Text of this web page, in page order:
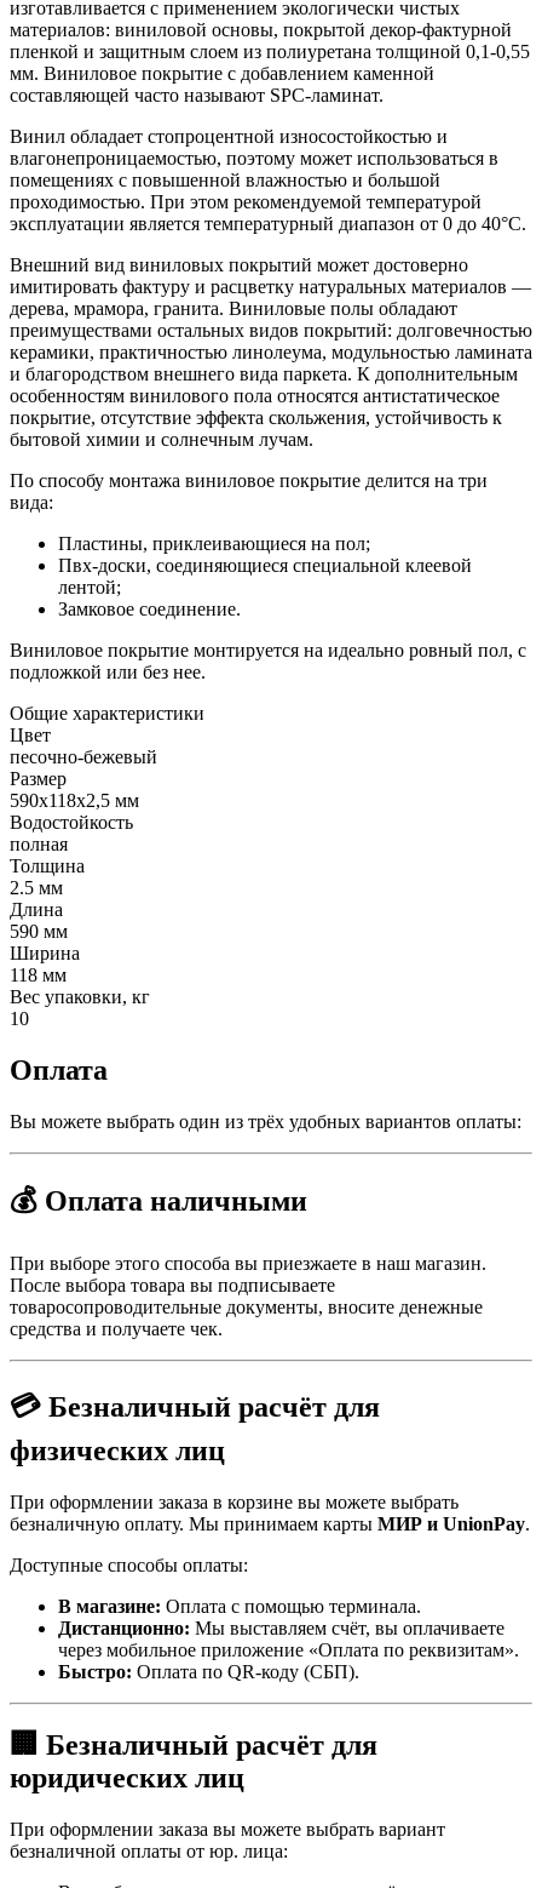
изготавливается с применением экологически чистых
материалов: виниловой основы, покрытой декор-фактурной
пленкой и защитным слоем из полиуретана толщиной 0,1-0,55
мм. Виниловое покрытие с добавлением каменной
составляющей часто называют SPC-ламинат.
Винил обладает стопроцентной износостойкостью и
влагонепроницаемостью, поэтому может использоваться в
помещениях с повышенной влажностью и большой
проходимостью. При этом рекомендуемой температурой
эксплуатации является температурный диапазон от 0 до 40°С.
Внешний вид виниловых покрытий может достоверно
имитировать фактуру и расцветку натуральных материалов —
дерева, мрамора, гранита. Виниловые полы обладают
преимуществами остальных видов покрытий: долговечностью
керамики, практичностью линолеума, модульностью ламината
и благородством внешнего вида паркета. К дополнительным
особенностям винилового пола относятся антистатическое
покрытие, отсутствие эффекта скольжения, устойчивость к
бытовой химии и солнечным лучам.
По способу монтажа виниловое покрытие делится на три
вида:
Пластины, приклеивающиеся на пол;
Пвх-доски, соединяющиеся специальной клеевой
лентой;
Замковое соединение.
Виниловое покрытие монтируется на идеально ровный пол, с
подложкой или без нее.
Общие характеристики
Цвет
песочно-бежевый
Размер
590x118x2,5 мм
Водостойкость
полная
Толщина
2.5 мм
Длина
590 мм
Ширина
118 мм
Вес упаковки, кг
10
Оплата
Вы можете выбрать один из трёх удобных вариантов оплаты:
💰 Оплата наличными
При выборе этого способа вы приезжаете в наш магазин.
После выбора товара вы подписываете
товаросопроводительные документы, вносите денежные
средства и получаете чек.
💳 Безналичный расчёт для
физических лиц
При оформлении заказа в корзине вы можете выбрать
безналичную оплату. Мы принимаем карты МИР и UnionPay.
Доступные способы оплаты:
В магазине: Оплата с помощью терминала.
Дистанционно: Мы выставляем счёт, вы оплачиваете
через мобильное приложение «Оплата по реквизитам».
Быстро: Оплата по QR-коду (СБП).
🏢 Безналичный расчёт для
юридических лиц
При оформлении заказа вы можете выбрать вариант
безналичной оплаты от юр. лица: